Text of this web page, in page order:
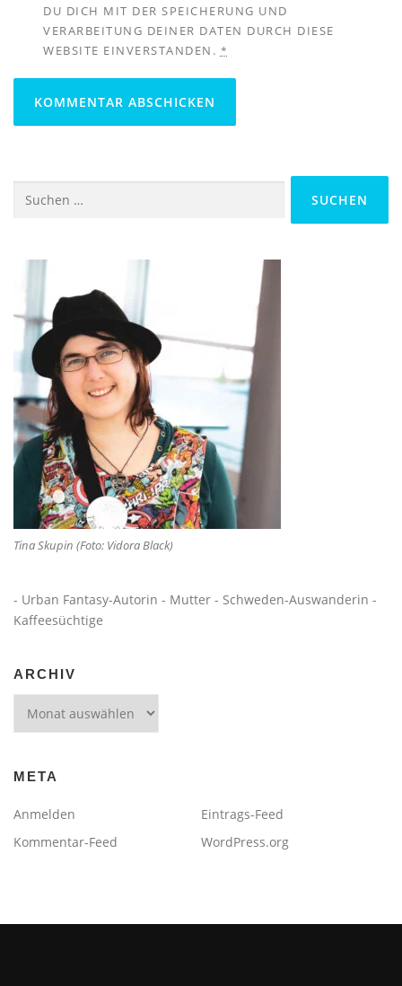
DU DICH MIT DER SPEICHERUNG UND
VERARBEITUNG DEINER DATEN DURCH DIESE
WEBSITE EINVERSTANDEN. *
Suchen
Tina Skupin (Foto: Vidora Black)
- Urban Fantasy-Autorin - Mutter - Schweden-Auswanderin -
Kaffeesüchtige
ARCHIV
META
Anmelden
Eintrags-Feed
Kommentar-Feed
WordPress.org